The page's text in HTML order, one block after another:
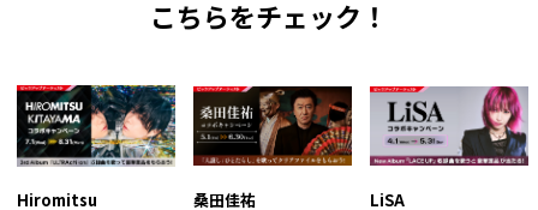
こちらをチェック！
Hiromitsu
桑田佳祐 LiSA